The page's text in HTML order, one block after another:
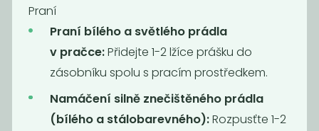
Momentálně
nedostupné
Odstraňovač
vodního
kamene –...
Tablety do
myčky na
nádobí...
Praní
Praní bílého a světlého prádla
v pračce:Přidejte 1-2 lžíce prášku do
zásobníku spolu s pracím prostředkem.
Namáčení silně znečištěného prádla
(bílého a stálobarevného):Rozpusťte 1-2